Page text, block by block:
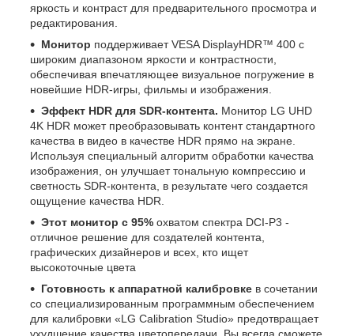
яркость и контраст для предварительного просмотра и
редактирования.
Монитор поддерживает VESA DisplayHDR™ 400 с
широким диапазоном яркости и контрастности,
обеспечивая впечатляющее визуальное погружение в
новейшие HDR-игры, фильмы и изображения.
Эффект HDR для SDR-контента. Монитор LG UHD
4K HDR может преобразовывать контент стандартного
качества в видео в качестве HDR прямо на экране.
Используя специальный алгоритм обработки качества
изображения, он улучшает тональную компрессию и
светность SDR-контента, в результате чего создается
ощущение качества HDR.
Этот монитор с 95% охватом спектра DCI-P3 -
отличное решение для создателей контента,
графических дизайнеров и всех, кто ищет
высокоточные цвета
Готовность к аппаратной калибровке в сочетании
со специализированным программным обеспечением
для калибровки «LG Calibration Studio» предотвращает
ухудшение качества цветопередачи. Вы всегда сможете